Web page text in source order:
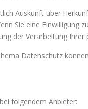
Auskunft über
Sie eine
der Verarbeitung
Datenschutz
folgendem Anbieter: